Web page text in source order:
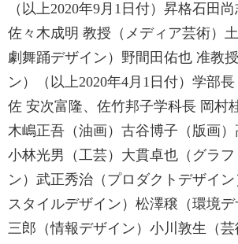
（以上2020年9月1日付）昇格石田
佐々木成明 教授（メディア芸術）
劇舞踊デザイン）野間田佑也 准教
ン）（以上2020年4月1日付）学部
佐 安次富隆、佐竹邦子学科長 岡村
木嶋正吾（油画）古谷博子（版画）
小林光男（工芸）大貫卓也（グラフ
ン）武正秀治（プロダクトデザイ
スタイルデザイン）松澤穣（環境
三郎（情報デザイン）小川敦生（芸